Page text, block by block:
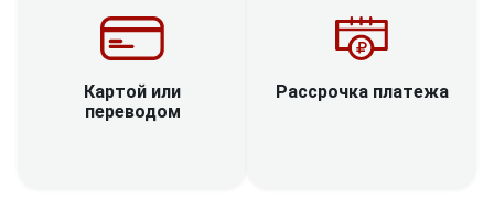
Картой или
переводом
Рассрочка платежа